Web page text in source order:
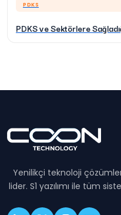
PDKS
PDKS ve Sektörlere
Yenilikçi teknoloji
lider. S1 yazılımı ile tüm